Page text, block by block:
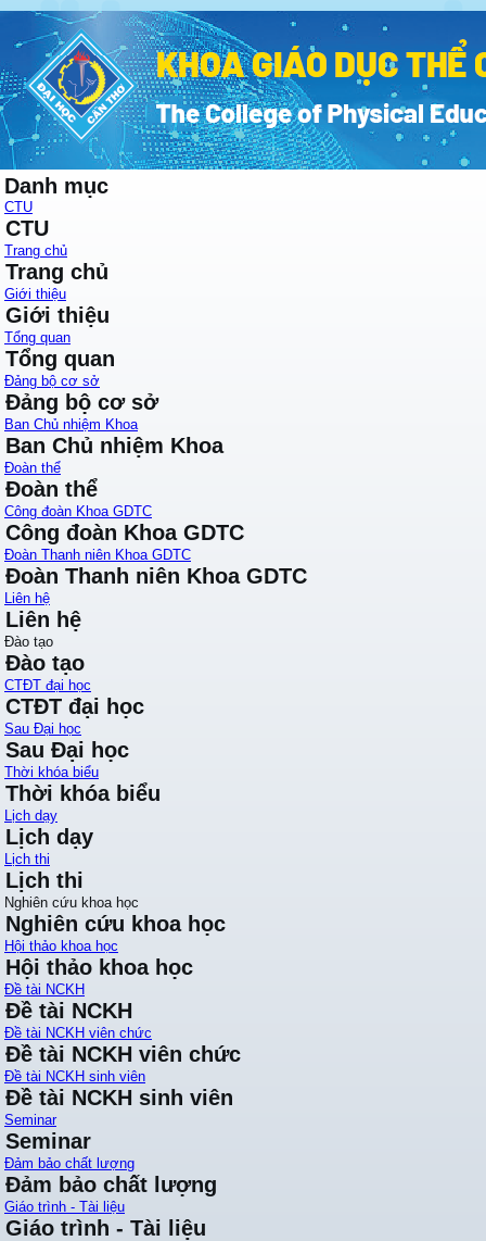
Danh mục
CTU
CTU
Trang chủ
Trang chủ
Giới thiệu
Giới thiệu
Tổng quan
Tổng quan
Đảng bộ cơ sở
Đảng bộ cơ sở
Ban Chủ nhiệm Khoa
Ban Chủ nhiệm Khoa
Đoàn thể
Đoàn thể
Công đoàn Khoa GDTC
Công đoàn Khoa GDTC
Đoàn Thanh niên Khoa GDTC
Đoàn Thanh niên Khoa GDTC
Liên hệ
Liên hệ
Đào tạo
Đào tạo
CTĐT đại học
CTĐT đại học
Sau Đại học
Sau Đại học
Thời khóa biểu
Thời khóa biểu
Lịch dạy
Lịch dạy
Lịch thi
Lịch thi
Nghiên cứu khoa học
Nghiên cứu khoa học
Hội thảo khoa học
Hội thảo khoa học
Đề tài NCKH
Đề tài NCKH
Đề tài NCKH viên chức
Đề tài NCKH viên chức
Đề tài NCKH sinh viên
Đề tài NCKH sinh viên
Seminar
Seminar
Đảm bảo chất lượng
Đảm bảo chất lượng
Giáo trình - Tài liệu
Giáo trình - Tài liệu